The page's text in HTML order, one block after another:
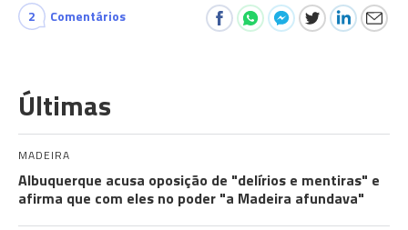
2 Comentários
Últimas
MADEIRA
Albuquerque acusa oposição de "delírios e mentiras" e
afirma que com eles no poder "a Madeira afundava"